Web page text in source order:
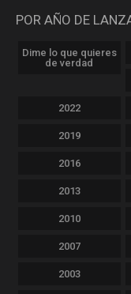
POR AÑO DE
Dime lo que quieres
de verdad
2022
2019
2016
2013
2010
2007
2003